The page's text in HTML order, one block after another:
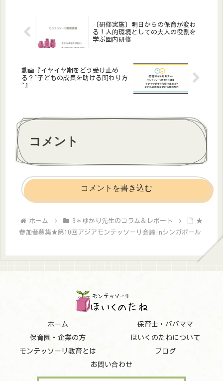
す。1歳児と呼ばれる月齢の子
どもたちは、「運動の敏感
期」...
〔研修実施〕明日からの保育が変わ
る！人的環境としての大人の役割を
学ぶ園内研修
動画『イヤイヤ期をどう受け止め
る？~子どもの成長を助ける関わり方
~』
コメント
コメントを書き込む
ホーム 3＊ゆかり先生のコラム＆レポート
★
参加者募集★第10回アジアモンテッソーリ会議inシンガポール
ホーム
保育士・パパママ
保育園・企業の方
ほいくのたねについて
モンテッソーリ教育とは
ブログ
お問い合わせ